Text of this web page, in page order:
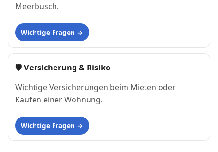
Meerbusch.
Wichtige Fragen
🛡 Versicherung & Risiko
Wichtige Versicherungen beim Mieten oder
Kaufen einer Wohnung.
Wichtige Fragen